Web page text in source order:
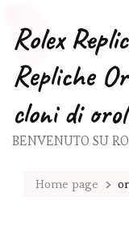
Rolex
Repliche
cloni di
BENVENUTO SU
Home page